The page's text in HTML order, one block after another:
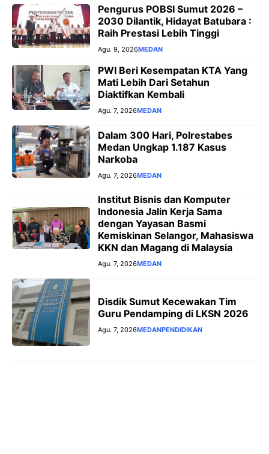
Pengurus POBSI Sumut 2026 –
2030 Dilantik, Hidayat Batubara :
Raih Prestasi Lebih Tinggi
Agu. 9, 2026MEDAN
PWI Beri Kesempatan KTA Yang
Mati Lebih Dari Setahun
Diaktifkan Kembali
Agu. 7, 2026MEDAN
Dalam 300 Hari, Polrestabes
Medan Ungkap 1.187 Kasus
Narkoba
Agu. 7, 2026MEDAN
Institut Bisnis dan Komputer
Indonesia Jalin Kerja Sama
dengan Yayasan Basmi
Kemiskinan Selangor, Mahasiswa
KKN dan Magang di Malaysia
Agu. 7, 2026MEDAN
Disdik Sumut Kecewakan Tim
Guru Pendamping di LKSN 2026
Agu. 7, 2026MEDANPENDIDIKAN